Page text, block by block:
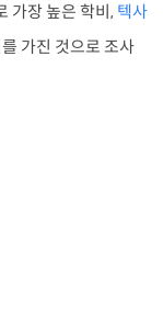
가장 높은 학비, 텍사
가진 것으로 조사